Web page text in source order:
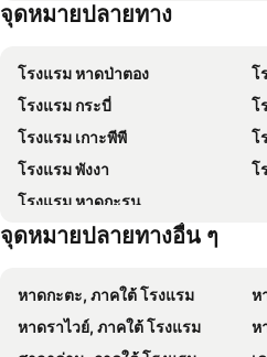
Three Ladies
Blue Bay Resort
โคโค่ โนริ แอ็ด ซี
Iretreat Koh Yao Noi Private Andaman
Purana Resort Koh Yao Noi
Elements
คลองเมือง ซันเซ็ท เฮ้าส์
Krabi Klong Muang Bay Resort
หาดไม้ขาว
หาดพระแอะ
อ่
หาดในทอน
ห
หาดนพรัตน์ธารา
วั
เกาะไข่
ห
เกาะห้อง
เกาะยาวใหญ่
หาดในหาน
ห
หาดลิง
ส
จุดหมายปลายทาง
โรงแรม หาดป่าตอง
โ
โรงแรม กระบี่
โ
โรงแรม เกาะพีพี
โ
โรงแรม พังงา
โ
โรงแรม หาดกะรน
จุดหมายปลายทางอื่น ๆ
หาดกะตะ, ภาคใต้ โรงแรม
ห
หาดราไวย์, ภาคใต้ โรงแรม
ห